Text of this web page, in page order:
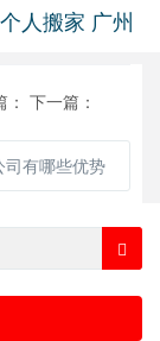
人搬家 广州
下一篇：
司有哪些优势